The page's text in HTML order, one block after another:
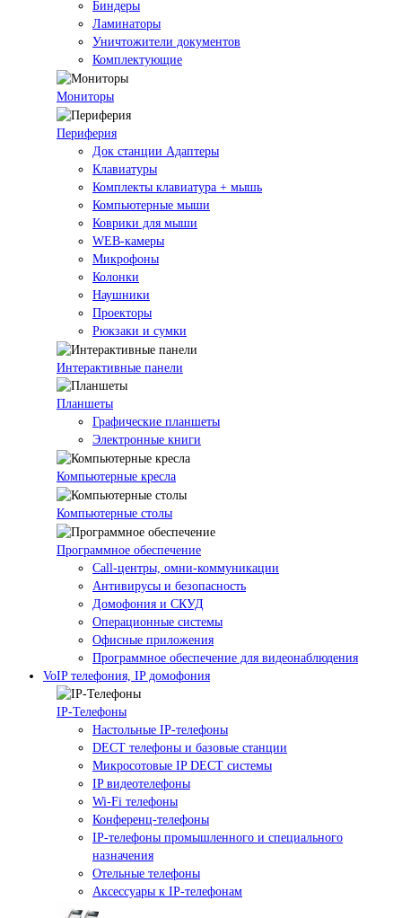
Биндеры
Ламинаторы
Уничтожители документов
Комплектующие
Мониторы
Периферия
Док станции Адаптеры
Клавиатуры
Комплекты клавиатура + мышь
Компьютерные мыши
Коврики для мыши
WEB-камеры
Микрофоны
Колонки
Наушники
Проекторы
Рюкзаки и сумки
Интерактивные панели
Планшеты
Графические планшеты
Электронные книги
Компьютерные кресла
Компьютерные столы
Программное обеспечение
Call-центры, омни-коммуникации
Антивирусы и безопасность
Домофония и СКУД
Операционные системы
Офисные приложения
Программное обеспечение для видеонаблюдения
VoIP телефония, IP домофония
IP-Телефоны
Настольные IP-телефоны
DECT телефоны и базовые станции
Микросотовые IP DECT системы
IP видеотелефоны
Wi-Fi телефоны
Конференц-телефоны
IP-телефоны промышленного и специального
назначения
Отельные телефоны
Аксессуары к IP-телефонам